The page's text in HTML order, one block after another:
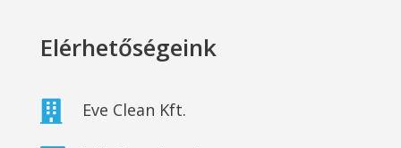
Elérhetőségeink
 Eve Clean Kft.